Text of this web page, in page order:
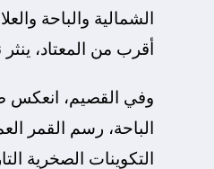
الشمالية والباحة
أقرب من المعتاد،
وفي القصيم، انعكس
الباحة، رسم القمر
التكوينات الصخرية